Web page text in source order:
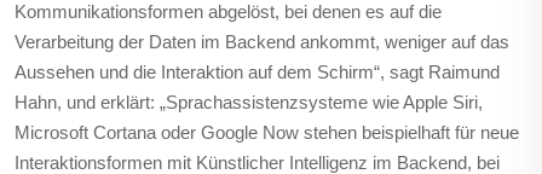
Kommunikationsformen abgelöst, bei denen es auf die
Verarbeitung der Daten im Backend ankommt, weniger auf das
Aussehen und die Interaktion auf dem Schirm“, sagt Raimund
Hahn, und erklärt: „Sprachassistenzsysteme wie Apple Siri,
Microsoft Cortana oder Google Now stehen beispielhaft für neue
Interaktionsformen mit Künstlicher Intelligenz im Backend, bei